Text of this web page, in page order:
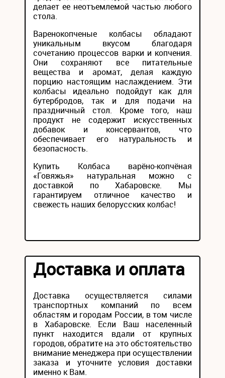
делает ее неотъемлемой частью любого
стола.
Варенокопченые колбасы обладают
уникальным вкусом благодаря
сочетанию процессов варки и копчения.
Они сохраняют все питательные
вещества и аромат, делая каждую
порцию настоящим наслаждением. Эти
колбасы идеально подойдут как для
бутербродов, так и для подачи на
праздничный стол. Кроме того, наш
продукт не содержит искусственных
добавок и консервантов, что
обеспечивает его натуральность и
безопасность.
Купить Колбаса варёно-копчёная
«Говяжья» натуральная можно с
доставкой по Хабаровске. Мы
гарантируем отличное качество и
свежесть наших белорусских колбас!
Доставка и оплата
Доставка осуществляется силами
транспортных компаний по всем
областям и городам России, в том числе
в Хабаровске. Если Ваш населенный
пункт находится вдали от крупных
городов, обратите на это обстоятельство
внимание менеджера при осуществлении
заказа и уточните условия доставки
именно к Вам.